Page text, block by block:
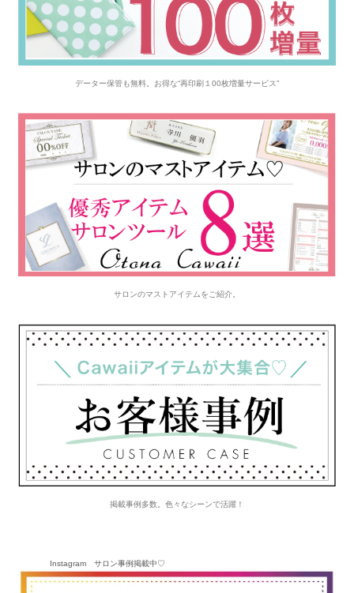
データー保管も無料。お得な“再印刷１00枚増量サービス”
サロンのマストアイテムをご紹介。
掲載事例多数。色々なシーンで活躍！
Instagram サロン事例掲載中♡